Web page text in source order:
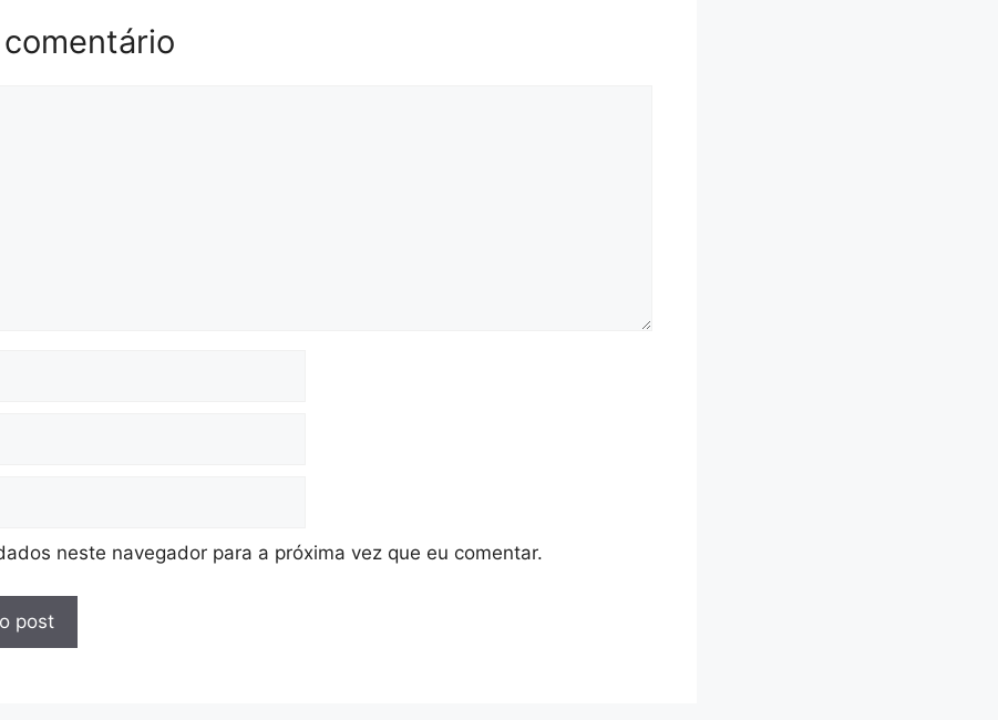
neste navegador para a próxima vez que eu comentar.